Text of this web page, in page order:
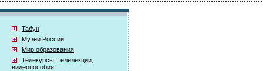
Табун
Музеи России
Мир образования
Телекурсы, телелекции,
видеопособия